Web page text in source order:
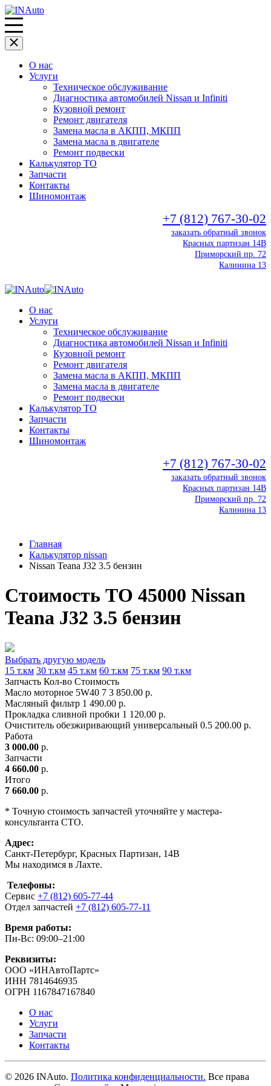
О нас
Услуги
Техническое обслуживание
Диагностика автомобилей Nissan и Infiniti
Кузовной ремонт
Ремонт двигателя
Замена масла в АКПП, МКПП
Замена масла в двигателе
Ремонт подвески
Калькулятор ТО
Запчасти
Контакты
Шиномонтаж
+7 (812) 767-30-02
заказать обратный звонок
Красных партизан 14В
Приморский пр. 72
Калинина 13
О нас
Услуги
Техническое обслуживание
Диагностика автомобилей Nissan и Infiniti
Кузовной ремонт
Ремонт двигателя
Замена масла в АКПП, МКПП
Замена масла в двигателе
Ремонт подвески
Калькулятор ТО
Запчасти
Контакты
Шиномонтаж
+7 (812) 767-30-02
заказать обратный звонок
Красных партизан 14В
Приморский пр. 72
Калинина 13
Главная
Калькулятор nissan
Nissan Teana J32 3.5 бензин
Стоимость ТО 45000 Nissan
Teana J32 3.5 бензин
Выбрать другую модель
15 т.км 30 т.км 45 т.км 60 т.км 75 т.км 90 т.км
Запчасть Кол-во Стоимость
Масло моторное 5W40 7 3 850.00 р.
Масляный фильтр 1 490.00 р.
Прокладка сливной пробки 1 120.00 р.
Очиститель обезжиривающий универсальный 0.5 200.00 р.
Работа
3 000.00 р.
Запчасти
4 660.00 р.
Итого
7 660.00 р.
* Точную стоимость запчастей уточняйте у мастера-
консультанта СТО.
Адрес:
Санкт-Петербург, Красных Партизан, 14В
Мы находимся в Лахте.
Телефоны:
Сервис +7 (812) 605-77-44
Отдел запчастей +7 (812) 605-77-11
Время работы:
Пн-Вс: 09:00–21:00
Реквизиты:
ООО «ИНАвтоПартс»
ИНН 7814646935
ОГРН 1167847167840
О нас
Услуги
Запчасти
Контакты
© 2026 INAuto. Политика конфиденциальности. Все права